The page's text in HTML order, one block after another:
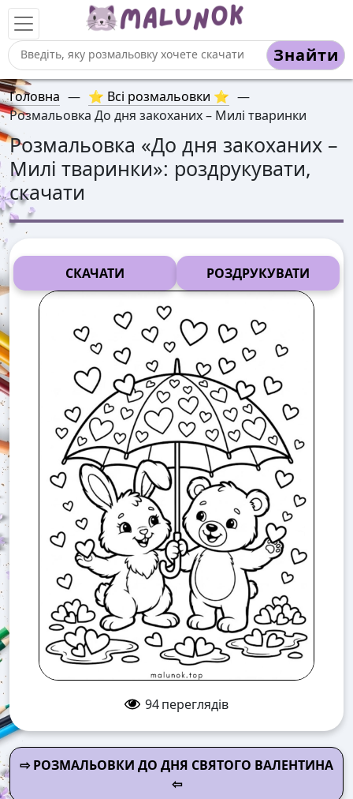
Знайти
Головна — ⭐ Всі розмальовки ⭐ —
Розмальовка До дня закоханих – Милі тваринки
Розмальовка «До дня закоханих –
Милі тваринки»: роздрукувати,
скачати
СКАЧАТИ РОЗДРУКУВАТИ
94переглядів
⇨ РОЗМАЛЬОВКИ ДО ДНЯ СВЯТОГО ВАЛЕНТИНА
⇦